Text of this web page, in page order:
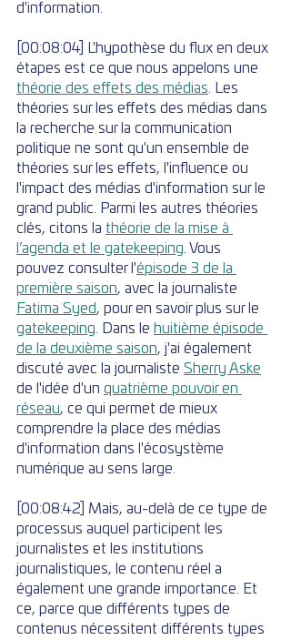
d'information.
[00:08:04] L'hypothèse du flux en deux
étapes est ce que nous appelons une
théorie des effets des médias . Les
théories sur les effets des médias dans
la recherche sur la communication
politique ne sont qu'un ensemble de
théories sur les effets, l'influence ou
l'impact des médias d'information sur le
grand public. Parmi les autres théories
clés, citons la théorie de la mise à
l’agenda et le gatekeeping . Vous
pouvez consulter l'épisode 3 de la
première saison, avec la journaliste
Fatima Syed, pour en savoir plus sur le
gatekeeping . Dans le huitième épisode
de la deuxième saison, j'ai également
discuté avec la journaliste Sherry Aske
de l'idée d'un quatrième pouvoir en
réseau, ce qui permet de mieux
comprendre la place des médias
d'information dans l'écosystème
numérique au sens large.
[00:08:42] Mais, au-delà de ce type de
processus auquel participent les
journalistes et les institutions
journalistiques, le contenu réel a
également une grande importance. Et
ce, parce que différents types de
contenus nécessitent différents types